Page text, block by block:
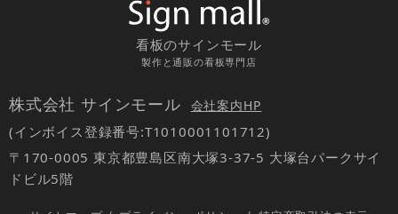
看板のサインモール
製作と通販の看板専門店
株式会社 サインモール 会社案内HP
(インボイス登録番号:T1010001101712)
〒170-0005 東京都豊島区南大塚3-37-5 大塚台パークサイ
ドビル5階